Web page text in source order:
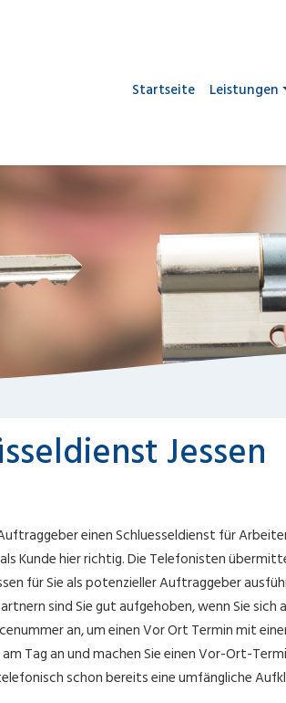
Startseite Leistungen
Jessen
einen Schluesseldienst für
Kunde hier richtig. Die Telefonisten
für Sie als potenzieller Auftraggeber
sind Sie gut aufgehoben, wenn Sie sich
an, um einen Vor Ort Termin mit
Tag an und machen Sie einen Vor-Ort-
schon bereits eine umfängliche